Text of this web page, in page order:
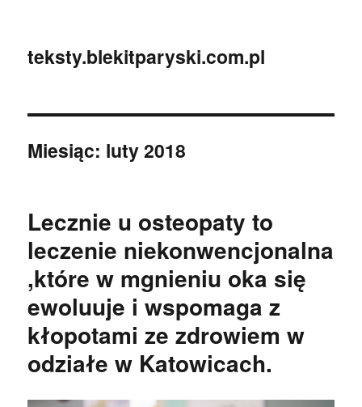
teksty.blekitparyski.com.pl
Miesiąc: luty 2018
Lecznie u osteopaty to
leczenie niekonwencjonalna
,które w mgnieniu oka się
ewoluuje i wspomaga z
kłopotami ze zdrowiem w
odziałe w Katowicach.